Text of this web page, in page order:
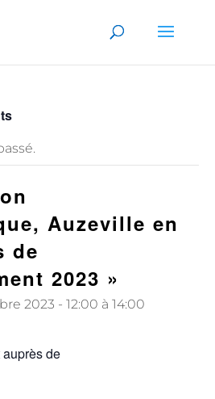
Auzeville en
de
2023 »
2023 - 12:00 à 14:00
de